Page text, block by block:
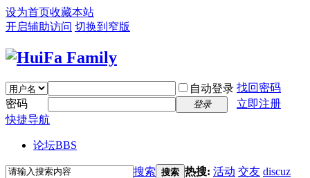
设为首页收藏本站
开启辅助访问 切换到窄版
自动登录 找回密码
密码
登录
立即注册
快捷导航
论坛BBS
搜索 搜索 热搜: 活动 交友 discuz